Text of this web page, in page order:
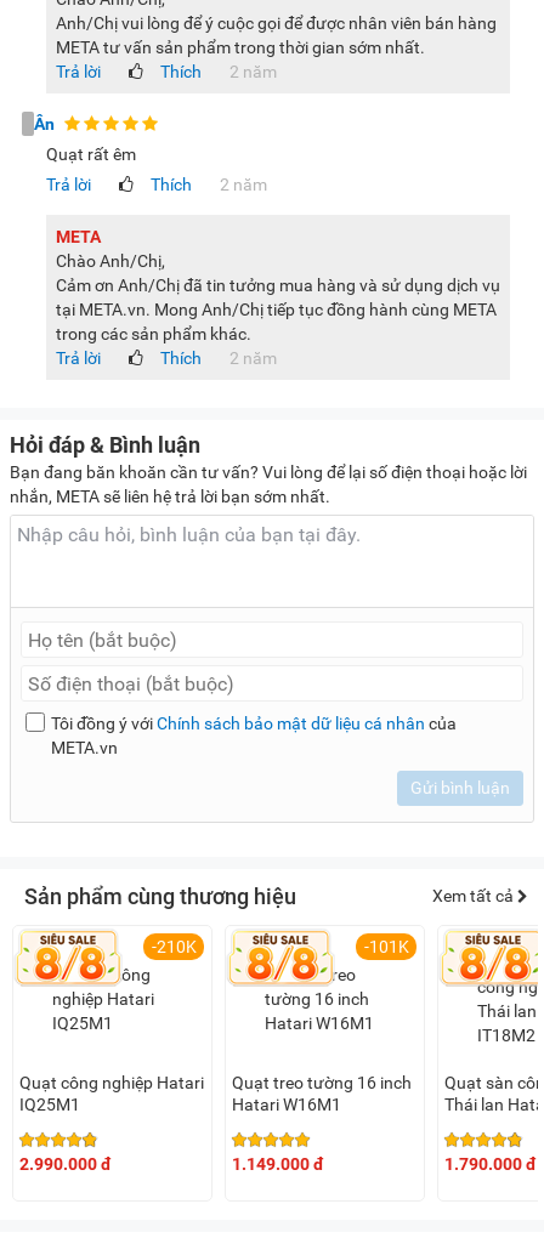
Thường xuyên vệ sinh, bảo dưỡng thiết bị để đảm bảo
vận hành êm ái, ổn định.
nổi bật, xứng đáng là lựa chọn làm mát lý tưởng cho nhiều
không gian giúp đem lại trải nghiệm sử dụng thoải mái, dễ
chịu. Do đó, nếu đang chưa biết tìm mua quạt cây nào cho
Lưu ý:Hình ảnh sản phẩm chỉ có tính chất minh họa, chi tiết
sản phẩm, màu sắc có thể thay đổi tùy theo sản phẩm thực
Anh/Chị vui lòng để ý cuộc gọi để được nhân viên bán hàng
META tư vấn sản phẩm trong thời gian sớm nhất.
Trả lời
Thích 2 năm
Ân
Quạt rất êm
Trả lời
Thích 2 năm
META
Chào Anh/Chị,
Cảm ơn Anh/Chị đã tin tưởng mua hàng và sử dụng dịch vụ
tại META.vn. Mong Anh/Chị tiếp tục đồng hành cùng META
trong các sản phẩm khác.
Trả lời
Thích 2 năm
Hỏi đáp & Bình luận
Bạn đang băn khoăn cần tư vấn? Vui lòng để lại số điện thoại hoặc lời
nhắn, META sẽ liên hệ trả lời bạn sớm nhất.
Tôi đồng ý vớiChính sách bảo mật dữ liệu cá nhân của
META.vn
Gửi bình luận
Sản phẩm cùng thương hiệu Xem tất cả
-210K
Quạt công nghiệp Hatari
IQ25M1
2.990.000 đ
-101K
Quạt treo tường 16 inch
Hatari W16M1
1.149.000 đ
Quạt sàn
Thái lan
1.790.000 đ